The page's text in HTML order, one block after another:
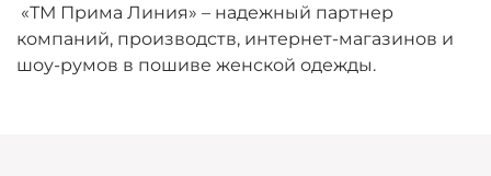
«ТМ Прима Линия» – надежный партнер
компаний, производств, интернет-магазинов и
шоу-румов в пошиве женской одежды.